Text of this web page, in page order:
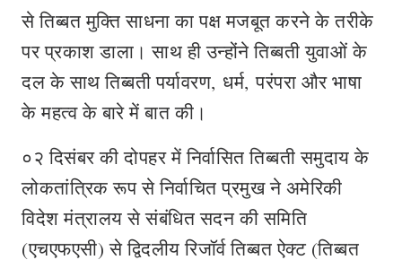
से तिब्बत मुक्ति साधना का पक्ष मजबूत करने के तरीके
पर प्रकाश डाला। साथ ही उन्‍होंने तिब्‍बती युवाओं के
दल के साथ तिब्बती पर्यावरण, धर्म, परंपरा और भाषा
के महत्व के बारे में बात की।
०२ दिसंबर की दोपहर में निर्वासित तिब्बती समुदाय के
लोकतांत्रिक रूप से निर्वाचित प्रमुख ने अमेरिकी
विदेश मंत्रालय से संबंधित सदन की समिति
(एचएफएसी) से द्विदलीय रिजॉर्व तिब्‍बत ऐक्‍ट (तिब्बत